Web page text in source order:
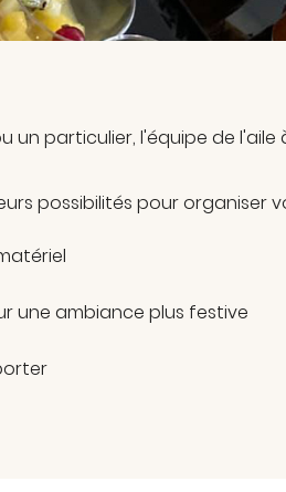
un particulier, l'équipe de
possibilités pour organiser
une ambiance plus festive